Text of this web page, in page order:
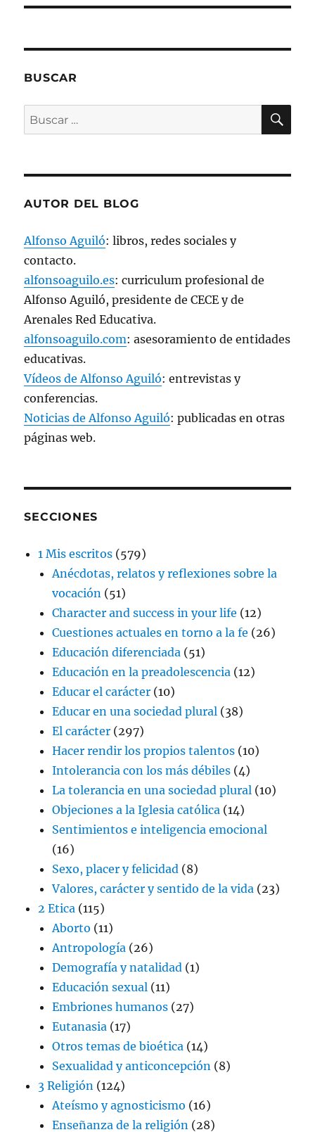
r
e
n
a
n
)
BUSCAR
Buscar
por:
AUTOR DEL BLOG
Alfonso Aguiló: libros, redes sociales y
contacto.
alfonsoaguilo.es: curriculum profesional de
Alfonso Aguiló, presidente de CECE y de
Arenales Red Educativa.
alfonsoaguilo.com: asesoramiento de entidades
educativas.
Vídeos de Alfonso Aguiló: entrevistas y
conferencias.
Noticias de Alfonso Aguiló: publicadas en otras
páginas web.
SECCIONES
1 Mis escritos (579)
Anécdotas, relatos y reflexiones sobre la
vocación (51)
Character and success in your life (12)
Cuestiones actuales en torno a la fe (26)
Educación diferenciada (51)
Educación en la preadolescencia (12)
Educar el carácter (10)
Educar en una sociedad plural (38)
El carácter (297)
Hacer rendir los propios talentos (10)
Intolerancia con los más débiles (4)
La tolerancia en una sociedad plural (10)
Objeciones a la Iglesia católica (14)
Sentimientos e inteligencia emocional
(16)
Sexo, placer y felicidad (8)
Valores, carácter y sentido de la vida (23)
2 Etica (115)
Aborto (11)
Antropología (26)
Demografía y natalidad (1)
Educación sexual (11)
Embriones humanos (27)
Eutanasia (17)
Otros temas de bioética (14)
Sexualidad y anticoncepción (8)
3 Religión (124)
Ateísmo y agnosticismo (16)
Enseñanza de la religión (28)